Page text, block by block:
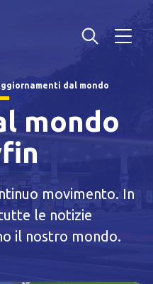
dal mondo
mondo
movimento. In
le notizie
il nostro mondo.